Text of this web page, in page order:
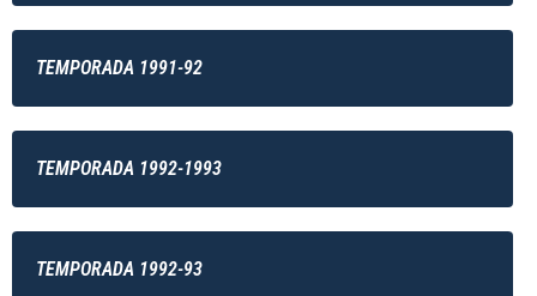
TEMPORADA 1991-92
TEMPORADA 1992-1993
TEMPORADA 1992-93